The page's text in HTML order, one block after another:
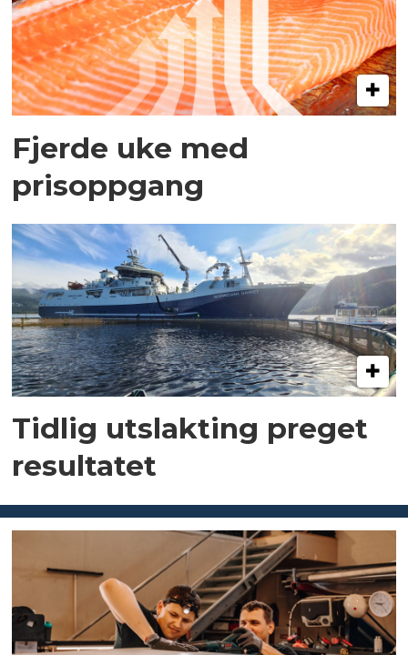
Fjerde uke med
prisoppgang
Tidlig utslakting preget
resultatet